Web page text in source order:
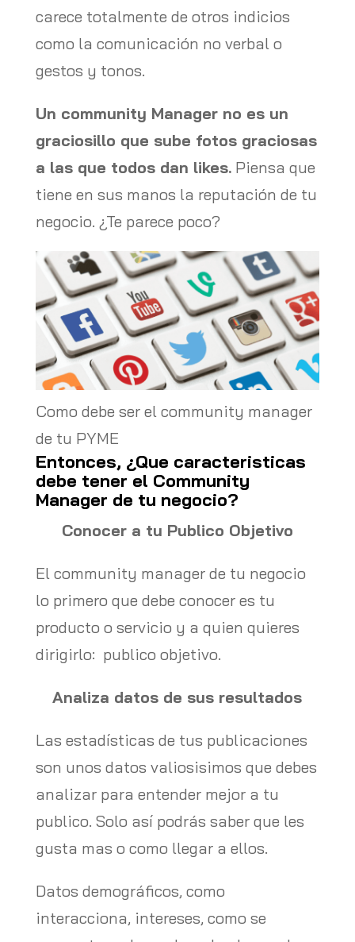
carece totalmente de otros indicios
como la comunicación no verbal o
gestos y tonos.
Un community Manager no es un
graciosillo que sube fotos graciosas
a las que todos dan likes.Piensa que
tiene en sus manos la reputación de tu
negocio. ¿Te parece poco?
Como debe ser el community manager
de tu PYME
Entonces, ¿Que caracteristicas
debe tener el Community
Manager de tu negocio?
Conocer a tu Publico Objetivo
El community manager de tu negocio
lo primero que debe conocer es tu
producto o servicio y a quien quieres
dirigirlo: publico objetivo.
Analiza datos de sus resultados
Las estadísticas de tus publicaciones
son unos datos valiosisimos que debes
analizar para entender mejor a tu
publico. Solo así podrás saber que les
gusta mas o como llegar a ellos.
Datos demográficos, como
interacciona, intereses, como se